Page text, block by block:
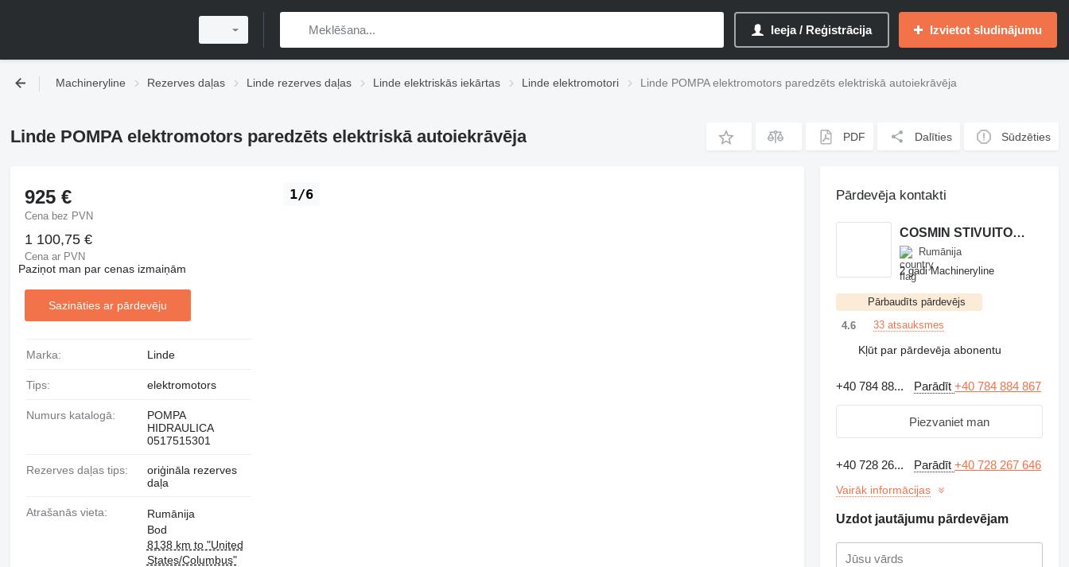
Ieeja / Reģistrācija Izvietot sludinājumu
Machineryline Rezerves daļas Linde rezerves daļas Linde elektriskās iekārtas Linde elektromotori Linde POMPA elektromotors paredzēts elektriskā autoiekrāvēja
Linde POMPA elektromotors paredzēts elektriskā autoiekrāvēja PDF Dalīties Sūdzēties
1/6
925 €
Cena bez PVN
1 100,75 €
Cena ar PVN
Paziņot man par cenas izmaiņām
Sazināties ar pārdevēju
Marka: Linde
Tips: elektromotors
Numurs katalogā:
POMPA
HIDRAULICA
0517515301
Rezerves daļas tips:
oriģināla rezerves
daļa
Atrašanās vieta:
Rumānija
Bod
8138 km to "United
States/Columbus"
Pārdevēja kontakti
COSMIN STIVUITOARE
Rumānija
2 gadi Machineryline
Pārbaudīts pārdevējs
4.6
33 atsauksmes
Kļūt par pārdevēja abonentu
+40 784 88... Parādīt+40 784 884 867
Piezvaniet man
+40 728 26... Parādīt+40 728 267 646
Vairāk informācijas
Uzdot jautājumu pārdevējam